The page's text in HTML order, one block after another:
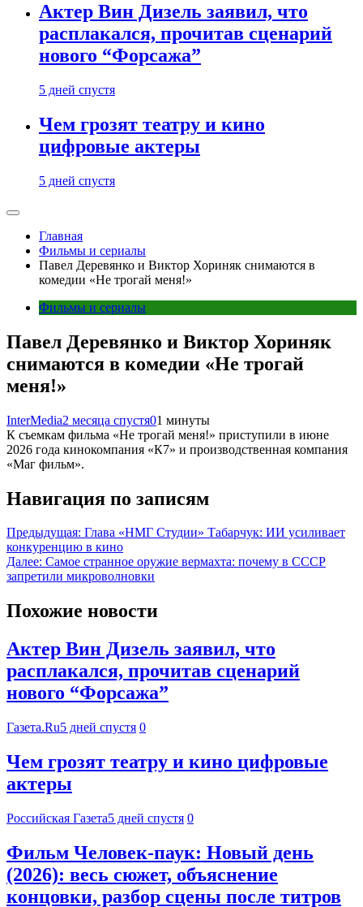
Актер Вин Дизель заявил, что
расплакался, прочитав сценарий
нового “Форсажа”
5 дней спустя
Чем грозят театру и кино
цифровые актеры
5 дней спустя
Главная
Фильмы и сериалы
Павел Деревянко и Виктор Хориняк снимаются в
комедии «Не трогай меня!»
Фильмы и сериалы
Павел Деревянко и Виктор Хориняк
снимаются в комедии «Не трогай
меня!»
InterMedia2 месяца спустя01 минуты
К съемкам фильма «Не трогай меня!» приступили в июне
2026 года кинокомпания «К7» и производственная компания
«Маг фильм».
Навигация по записям
Предыдущая: Глава «НМГ Студии» Табарчук: ИИ усиливает
конкуренцию в кино
Далее: Самое странное оружие вермахта: почему в СССР
запретили микроволновки
Похожие новости
Актер Вин Дизель заявил, что
расплакался, прочитав сценарий
нового “Форсажа”
Газета.Ru5 дней спустя 0
Чем грозят театру и кино цифровые
актеры
Российская Газета5 дней спустя 0
Фильм Человек-паук: Новый день
(2026): весь сюжет, объяснение
концовки, разбор сцены после титров